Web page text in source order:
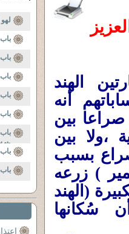
الهند
أنه
بين
،ولا بين
صراع بسبب
) زرعه
(الهند
سُكانها
th